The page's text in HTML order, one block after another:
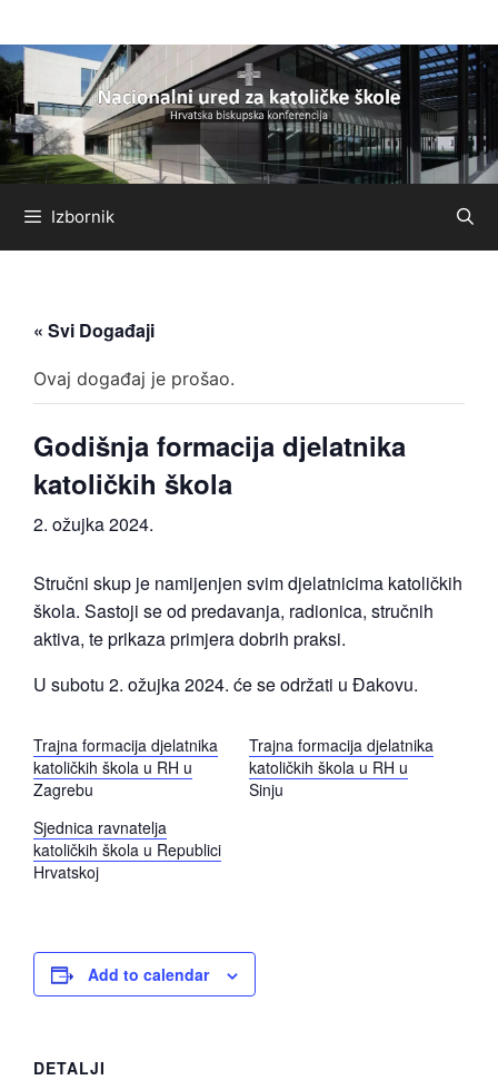
sadržaj
Izbornik
« Svi Događaji
Ovaj događaj je prošao.
Godišnja formacija djelatnika
katoličkih škola
2. ožujka 2024.
Stručni skup je namijenjen svim djelatnicima katoličkih
škola. Sastoji se od predavanja, radionica, stručnih
aktiva, te prikaza primjera dobrih praksi.
U subotu 2. ožujka 2024. će se održati u Đakovu.
Trajna formacija djelatnika
katoličkih škola u RH u
Zagrebu
Trajna formacija djelatnika
katoličkih škola u RH u
Sinju
Sjednica ravnatelja
katoličkih škola u Republici
Hrvatskoj
Add to calendar
DETALJI